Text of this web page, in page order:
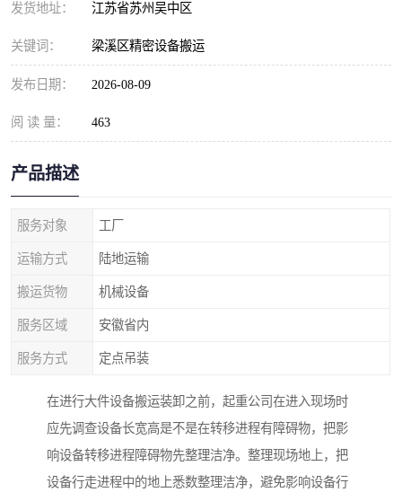
发货地址： 江苏省苏州吴中区
关键词： 梁溪区精密设备搬运
发布日期： 2026-08-09
阅 读 量： 463
产品描述
服务对象 工厂
运输方式 陆地运输
搬运货物 机械设备
服务区域 安徽省内
服务方式 定点吊装
在进行大件设备搬运装卸之前，起重公司在进入现场时
应先调查设备长宽高是不是在转移进程有障碍物，把影
响设备转移进程障碍物先整理洁净。整理现场地上，把
设备行走进程中的地上悉数整理洁净，避免影响设备行